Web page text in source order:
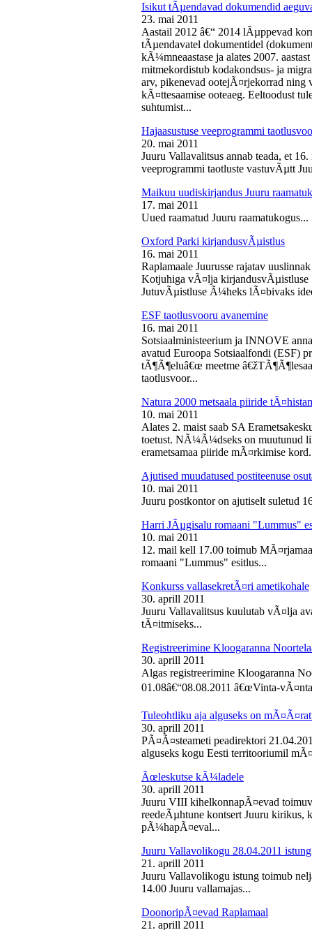
Isikut tÃµendavad dokumendid
23. mai 2011
Aastail 2012 â€“ 2014 lÃµppevad
tÃµendavatel dokumentidel
kÃ¼mneaastase ja alates 2007.
mitmekordistub kodakondsus- ja
arv, pikenevad ootejÃ¤rjekorrad ning
kÃ¤ttesaamise ooteaeg. Eeltoodust
suhtumist...
Hajaasustuse veeprogrammi
20. mai 2011
Juuru Vallavalitsus annab teada, et
veeprogrammi taotluste vastuvÃµtt
Maikuu uudiskirjandus Juuru
17. mai 2011
Uued raamatud Juuru raamatukogus...
Oxford Parki kirjandusvÃµistlus
16. mai 2011
Raplamaale Juurusse rajatav
Kotjuhiga vÃ¤lja
JutuvÃµistluse Ã¼heks lÃ¤bivaks
ESF taotlusvooru avanemine
16. mai 2011
Sotsiaalministeerium ja INNOVE
avatud Euroopa Sotsiaalfondi (ESF)
tÃ¶Ã¶eluâ€œ meetme
taotlusvoor...
Natura 2000 metsaala piiride
10. mai 2011
Alates 2. maist saab SA
toetust. NÃ¼Ã¼dseks on muutunud
erametsamaa piiride mÃ¤rkimise
Ajutised muudatused postiteenuse
10. mai 2011
Juuru postkontor on ajutiselt suletud
Harri JÃµgisalu romaani "Lummus"
10. mai 2011
12. mail kell 17.00 toimub
romaani "Lummus" esitlus...
Konkurss vallasekretÃ¤ri ametikohale
30. aprill 2011
Juuru Vallavalitsus kuulutab vÃ¤lja
tÃ¤itmiseks...
Registreerimine Kloogaranna
30. aprill 2011
Algas registreerimine Kloogaranna
01.08â€“08.08.2011 â€œVinta-
Tuleohtliku aja alguseks on
30. aprill 2011
PÃ¤Ã¤steameti peadirektori
alguseks kogu Eesti territooriumil
Ãœleskutse kÃ¼ladele
30. aprill 2011
Juuru VIII kihelkonnapÃ¤evad
reedeÃµhtune kontsert Juuru
pÃ¼hapÃ¤eval...
Juuru Vallavolikogu 28.04.2011 istung
21. aprill 2011
Juuru Vallavolikogu istung toimub
14.00 Juuru vallamajas...
DoonoripÃ¤evad Raplamaal
21. aprill 2011